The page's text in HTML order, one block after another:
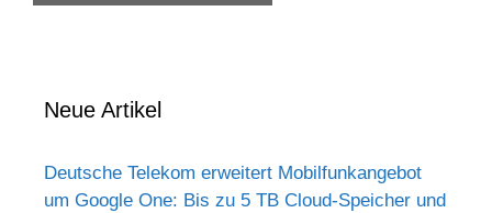
Neue Artikel
Deutsche Telekom erweitert Mobilfunkangebot
um Google One: Bis zu 5 TB Cloud-Speicher und